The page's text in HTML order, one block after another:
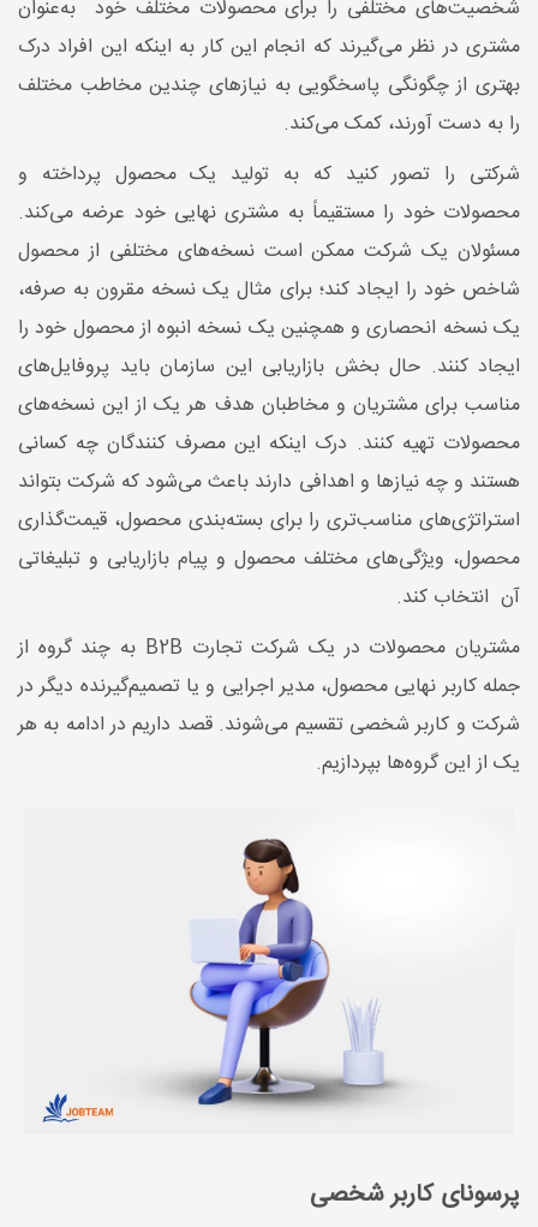
شخصیت‌های مختلفی را برای محصولات مختلف خود به‌عنوان
مشتری در نظر می‌گیرند که انجام این کار به اینکه این افراد درک
بهتری از چگونگی پاسخگویی به نیازهای چندین مخاطب مختلف
را به دست آورند، کمک می‌کند.
شرکتی را تصور کنید که به تولید یک محصول پرداخته و
محصولات خود را مستقیماً به مشتری نهایی خود عرضه می‌کند.
مسئولان یک شرکت ممکن است نسخه‌های مختلفی از محصول
شاخص خود را ایجاد کند؛ برای مثال یک نسخه مقرون ‌به ‌صرفه،
یک نسخه انحصاری و همچنین یک نسخه انبوه از محصول خود را
ایجاد کنند. حال بخش بازاریابی این سازمان باید پروفایل‌های
مناسب برای مشتریان و مخاطبان هدف هر یک از این نسخه‌های
محصولات تهیه کنند. درک اینکه این مصرف ‌کنندگان چه کسانی
هستند و چه نیازها و اهدافی دارند باعث می‌شود که شرکت بتواند
استراتژی‌های مناسب‌تری را برای بسته‌بندی محصول، قیمت‌گذاری
محصول، ویژگی‌های مختلف محصول و پیام بازاریابی و تبلیغاتی
آن انتخاب کند.
مشتریان محصولات در یک شرکت تجارت B2B به چند گروه از
جمله کاربر نهایی محصول، مدیر اجرایی و یا تصمیم‌گیرنده دیگر در
شرکت و کاربر شخصی تقسیم می‌شوند. قصد داریم در ادامه به هر
یک از این گروه‌ها بپردازیم.
پرسونای کاربر شخصی